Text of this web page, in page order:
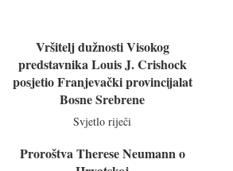
Vršitelj dužnosti Visokog
predstavnika Louis J. Crishock
posjetio Franjevački provincijalat
Bosne Srebrene
Svjetlo riječi
Proroštva Therese Neumann o